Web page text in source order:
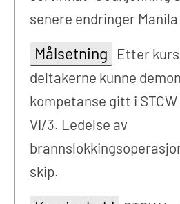
senere endringer Manila
Målsetning
Etter
deltakerne kunne
kompetanse gitt i
VI/3. Ledelse av
skip.